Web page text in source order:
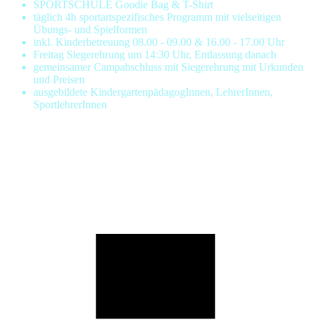
SPORTSCHULE Goodie Bag & T-Shirt
täglich 4h sportartspezifisches Programm mit vielseitigen
Übungs- und Spielformen
inkl. Kinderbetreuung 08.00 - 09.00 & 16.00 - 17.00 Uhr
Freitag Siegerehrung um 14:30 Uhr, Entlassung danach
gemeinsamer Campabschluss mit Siegerehrung mit Urkunden
und Preisen
ausgebildete KindergartenpädagogInnen, LehrerInnen,
SportlehrerInnen